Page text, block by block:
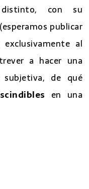
con su
publicar
al
a hacer una
de qué
en una